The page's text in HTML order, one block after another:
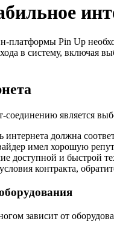
платформы Pin Up
в систему, включая
является
интернета должна
имел хорошую
доступной и быстрой
контракта,
зависит от